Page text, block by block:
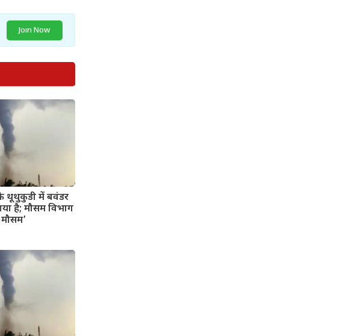
Join Now
थूथुकुडी में बवंडर
है; मौसम विभाग